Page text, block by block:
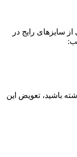
می‌شود و برای منازل و فضاهای پرتردد گزینه‌ای اقتصادی است. سازگاری دقیق با خروجی 3 اینچ قطر خروجی 3 اینچ یکی از سایزهای رایج در
باشید، تعویض این